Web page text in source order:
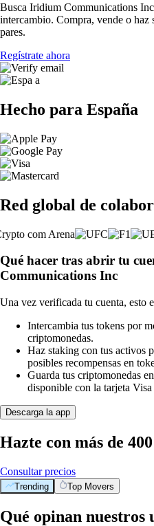
Busca Iridium Communications
intercambio. Compra, vende o haz
pares.
Regístrate ahora
Hecho para España
Red global de
Qué hacer tras abrir tu
Communications Inc
Una vez verificada tu cuenta, esto
Intercambia tus tokens por
criptomonedas.
Haz staking con tus activos
posibles recompensas en
Guarda tus criptomonedas
disponible con la tarjeta
Descarga la app
Hazte con más de
Consultar precios
Trending Top Movers
Qué opinan nuestros